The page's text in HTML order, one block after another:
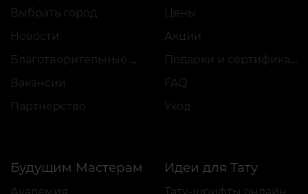
Выбрать город
Новости
Благотворительные проекты
Вакансии
Партнёрство
Цены
Акции
Подарки и сертификаты
FAQ
Уход
Будущим Мастерам Идеи для Тату